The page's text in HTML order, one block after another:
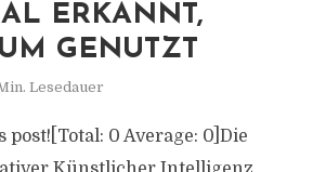
ERKANNT,
GENUTZT
Lesedauer
post![Total: 0 Average: 0]Die